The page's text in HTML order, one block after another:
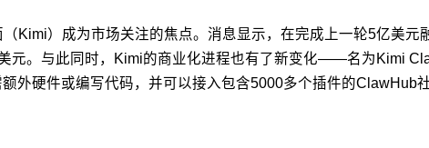
Kimi）成为市场关注的焦点。消息显示，在完成上一轮5亿美
元。与此同时，Kimi的商业化进程也有了新变化——名为Kimi
外硬件或编写代码，并可以接入包含5000多个插件的ClawHub